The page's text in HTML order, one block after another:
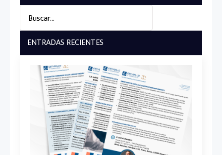
for:
ENTRADAS RECIENTES